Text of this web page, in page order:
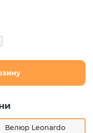
Велюр Leonardo